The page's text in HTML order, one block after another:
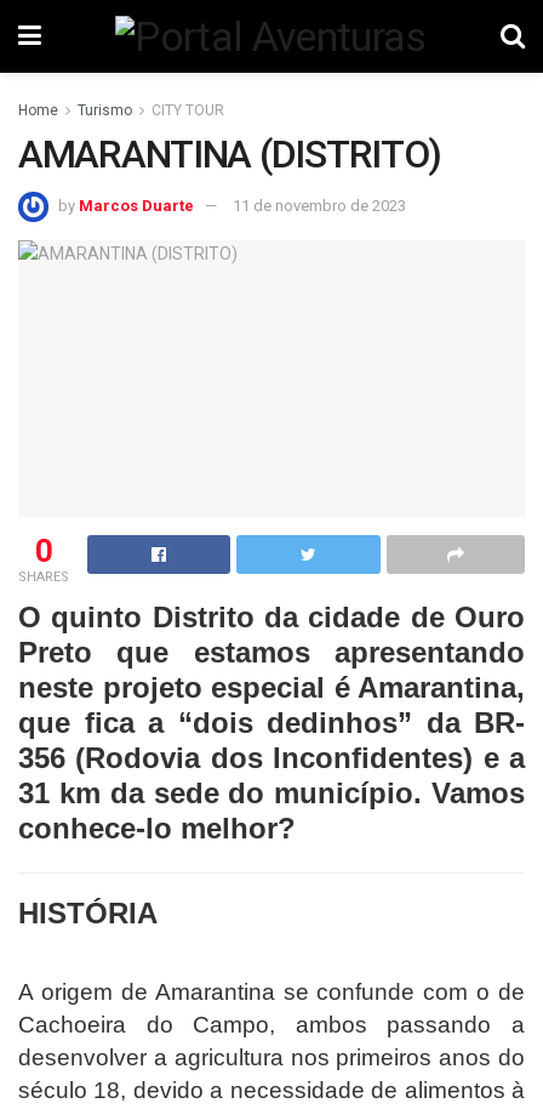
Home Turismo CITY TOUR
AMARANTINA (DISTRITO)
by Marcos Duarte 11 de novembro de 2023
0
SHARES
O quinto Distrito da cidade de Ouro
Preto que estamos apresentando
neste projeto especial é Amarantina,
que fica a “dois dedinhos” da BR-
356 (Rodovia dos Inconfidentes) e a
31 km da sede do município. Vamos
conhece-lo melhor?
HISTÓRIA
A origem de Amarantina se confunde com o de
Cachoeira do Campo, ambos passando a
desenvolver a agricultura nos primeiros anos do
século 18, devido a necessidade de alimentos à